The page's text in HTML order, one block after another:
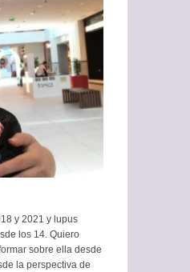
y 2021 y lupus
los 14. Quiero
sobre ella desde
la perspectiva de